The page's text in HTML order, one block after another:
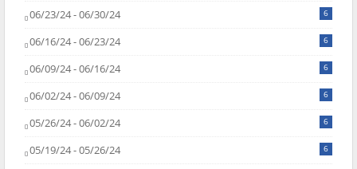
06/23/24 - 06/30/24 6
06/16/24 - 06/23/24 6
06/09/24 - 06/16/24 6
06/02/24 - 06/09/24 6
05/26/24 - 06/02/24 6
05/19/24 - 05/26/24 6